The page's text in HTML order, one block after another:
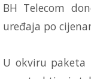
BH Telecom
uređaja po
U okviru paketa